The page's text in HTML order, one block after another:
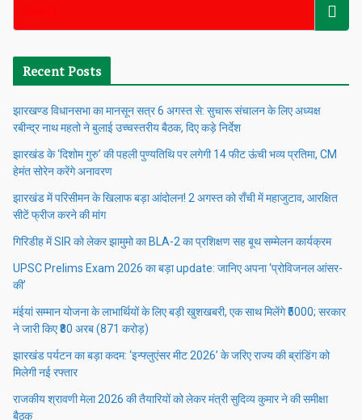
Recent Posts
झारखण्ड विधानसभा का मानसून सत्र 6 अगस्त से: सुचारू संचालन के लिए अध्यक्ष
रबीन्द्र नाथ महतो ने बुलाई उच्चस्तरीय बैठक, दिए कड़े निर्देश
झारखंड के ‘दिशोम गुरु’ की पहली पुण्यतिथि पर लगेगी 14 फीट ऊंची भव्य प्रतिमा, CM
हेमंत सोरेन करेंगे अनावरण
झारखंड में परिसीमन के खिलाफ बड़ा आंदोलन! 2 अगस्त को राँची में महाजुटाव, आरक्षित
सीटें फ्रीज करने की मांग
गिरिडीह में SIR को लेकर झामुमो का BLA-2 का प्रशिक्षण सह बूथ सम्मेलन कार्यक्रम
UPSC Prelims Exam 2026 का बड़ा update: जानिए अपना ‘प्रोविजनल आंसर-
की’
मंईयां सम्मान योजना के लाभार्थियों के लिए बड़ी खुशखबरी, एक साथ मिलेंगे ₹5000; सरकार
ने जारी किए ₹80 अरब (871 करोड़)
झारखंड पर्यटन का बड़ा कदम: ‘इन्फ्लुएंसर मीट 2026’ के जरिए राज्य की ब्रांडिंग को
मिलेगी नई रफ्तार
राजकीय श्रावणी मेला 2026 की तैयारियों को लेकर मंत्री सुदिव्य कुमार ने की समीक्षा
बैठक